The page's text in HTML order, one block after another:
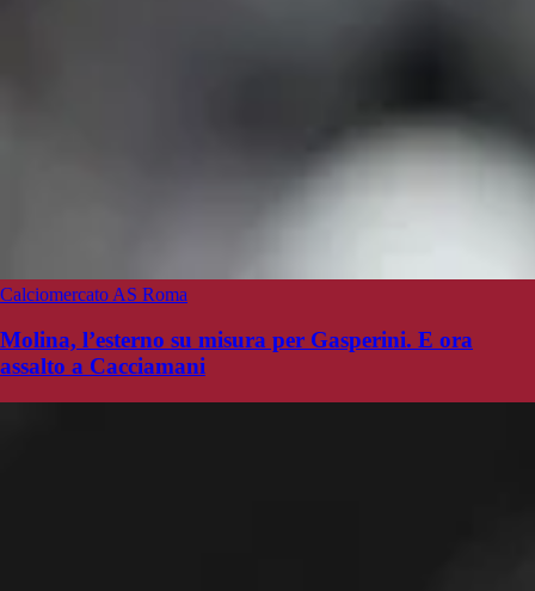
Calciomercato AS Roma
Molina, l’esterno su misura per Gasperini. E ora
assalto a Cacciamani